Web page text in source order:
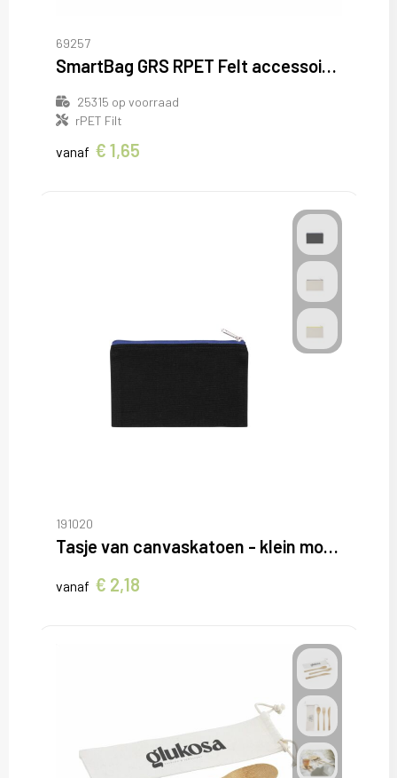
69257
SmartBag GRS RPET Felt accessoire-tasje
25315 op voorraad
rPET Filt
vanaf € 1,65
191020
Tasje van canvaskatoen - klein model
vanaf € 2,18